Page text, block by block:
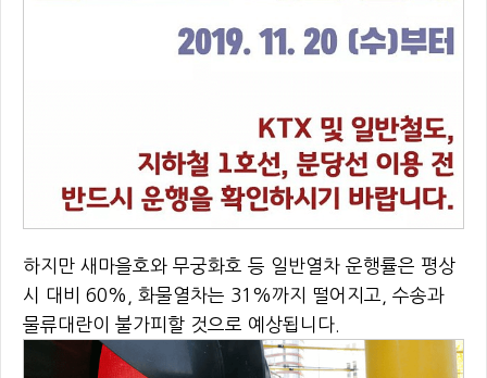
하지만 새마을호와 무궁화호 등 일반열차 운행률은 평상
시 대비 60%, 화물열차는 31%까지 떨어지고, 수송과
물류대란이 불가피할 것으로 예상됩니다.